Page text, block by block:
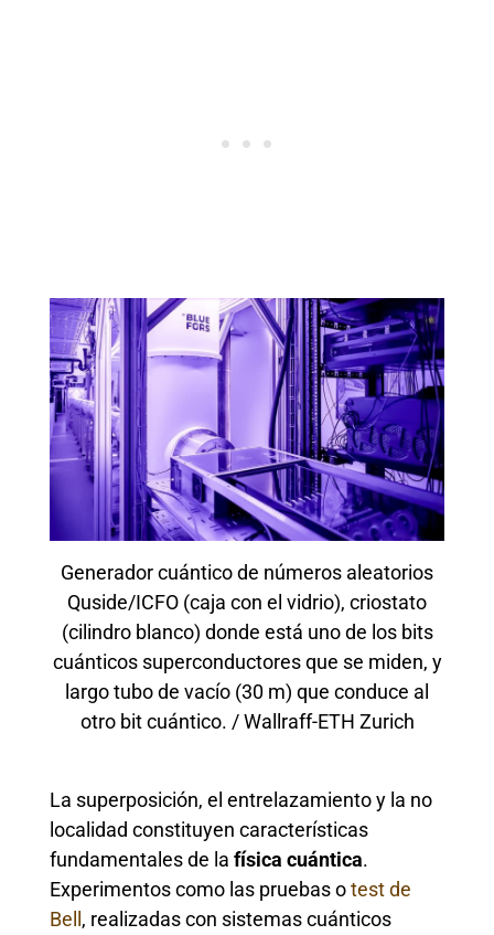
Generador cuántico de números aleatorios
Quside/ICFO (caja con el vidrio), criostato
(cilindro blanco) donde está uno de los bits
cuánticos superconductores que se miden, y
largo tubo de vacío (30 m) que conduce al
otro bit cuántico. / Wallraff-ETH Zurich
La superposición, el entrelazamiento y la no
localidad constituyen características
fundamentales de la física cuántica.
Experimentos como las pruebas otest de
Bell , realizadas con sistemas cuánticos